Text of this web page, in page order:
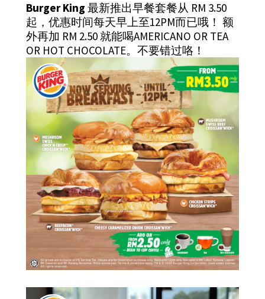
Burger King 最新推出早餐套餐从 RM 3.50
起，优惠时间每天早上至12PM而已哦！ 额
外再加 RM 2.50 就能喝AMERICANO OR TEA
OR HOT CHOCOLATE。不要错过咯！